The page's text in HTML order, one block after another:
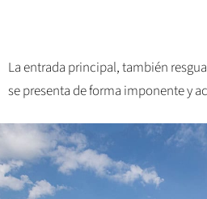
La entrada principal, también
se presenta de forma imponente y